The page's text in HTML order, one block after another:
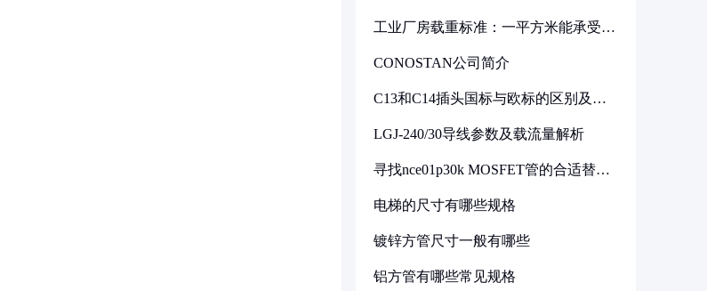
工业厂房载重标准：一平方米能承受多
CONOSTAN公司简介
C13和C14插头国标与欧标的区别及其
LGJ-240/30导线参数及载流量解析
寻找nce01p30k MOSFET管的合适替代
电梯的尺寸有哪些规格
镀锌方管尺寸一般有哪些
铝方管有哪些常见规格